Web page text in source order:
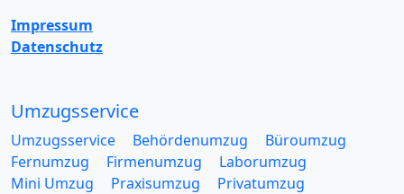
Impressum
Datenschutz
Umzugsservice
Umzugsservice Behördenumzug
Büroumzug
Fernumzug
Firmenumzug
Laborumzug
Mini Umzug
Praxisumzug
Privatumzug